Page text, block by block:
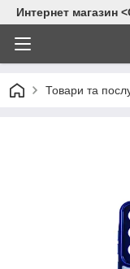
Интернет магазин
Товари та